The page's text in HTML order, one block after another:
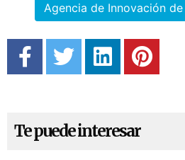
Agencia de Innovación
Te puede interesar